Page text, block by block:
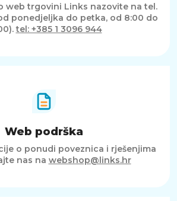
web trgovini Links nazovite na tel.
ponedjeljka do petka, od 8:00 do
tel: +385 1 3096 944
Web podrška
o ponudi poveznica i rješenjima
nas na webshop@links.hr